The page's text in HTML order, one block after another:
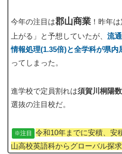
今年の注目は郡山商業 ！昨年
上がる」と予想していたが、 流
情報処理(1.35倍)と全学科が県内
ってしまった。
進学校で定員割れは須賀川桐陽
選抜の注目校だ。
※注目
令和10年までに安積、安
山高校英語科からグローバル探